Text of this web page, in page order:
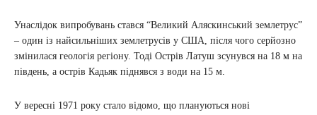
Унаслідок випробувань стався “Великий Аляскинський землетрус”
– один із найсильніших землетрусів у США, після чого серйозно
змінилася геологія регіону. Тоді Острів Латуш зсунувся на 18 м на
південь, а острів Кадьяк піднявся з води на 15 м.
У вересні 1971 року стало відомо, що плануються нові